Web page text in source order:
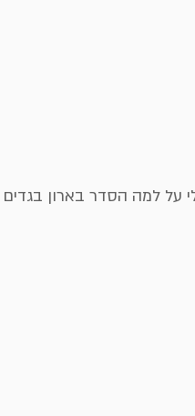
למה הסדר בארון